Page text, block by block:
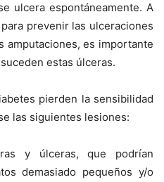
ulcera espontáneamente. A
prevenir las ulceraciones
amputaciones, es importante
estas úlceras.
pierden la sensibilidad
las siguientes lesiones:
y úlceras, que podrían
demasiado pequeños y/o